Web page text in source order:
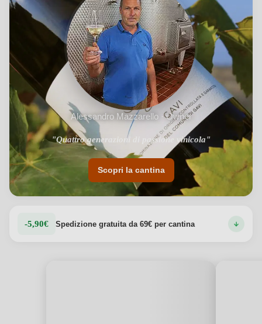
tradizione artigianale un valore aggiunto, restituendo un
vino autentico e raffinato. Servito a 16-18°C, si
accompagna perfettamente a primi piatti saporiti, carni
arrosto o formaggi stagionati, regalando ogni volta
un’esperienza coinvolgente e genuina.
Vedi dettagli del prodotto →
Alessandro Mazzarello · Owner
"Quattro generazioni di passione vinicola"
Scopri la cantina
-5,90€ Spedizione gratuita da 69€ per cantina